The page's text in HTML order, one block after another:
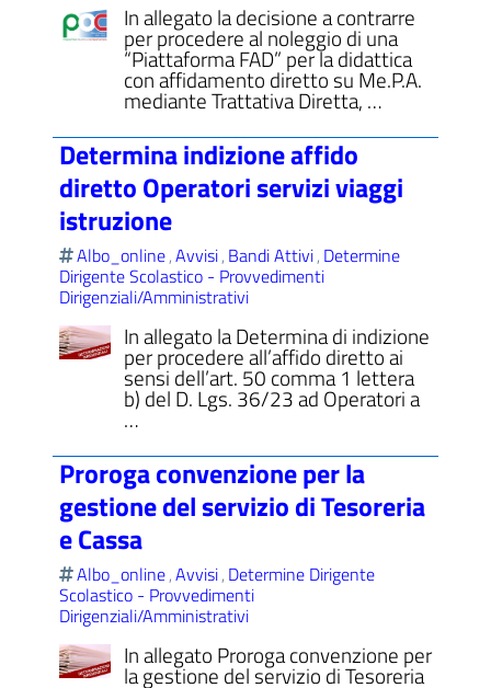
In allegato la decisione a contrarre
per procedere al noleggio di una
“Piattaforma FAD” per la didattica
con affidamento diretto su Me.P.A.
mediante Trattativa Diretta, …
Determina indizione affido
diretto Operatori servizi viaggi
istruzione
Albo_online,Avvisi, Bandi Attivi, Determine
Dirigente Scolastico - Provvedimenti
Dirigenziali/Amministrativi
In allegato la Determina di indizione
per procedere all’affido diretto ai
sensi dell’art. 50 comma 1 lettera
b) del D. Lgs. 36/23 ad Operatori a
…
Proroga convenzione per la
gestione del servizio di Tesoreria
e Cassa
Albo_online,Avvisi, Determine Dirigente
Scolastico - Provvedimenti
Dirigenziali/Amministrativi
In allegato Proroga convenzione per
la gestione del servizio di Tesoreria